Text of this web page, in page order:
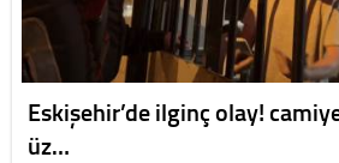
Eskişehir’de ilginç olay!
üz…